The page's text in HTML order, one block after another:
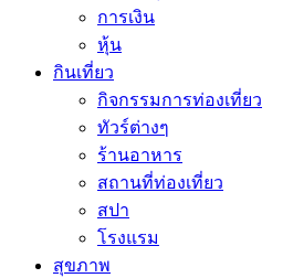
การเงิน
หุ้น
กินเที่ยว
กิจกรรมการท่องเที่ยว
ทัวร์ต่างๆ
ร้านอาหาร
สถานที่ท่องเที่ยว
สปา
โรงแรม
สุขภาพ